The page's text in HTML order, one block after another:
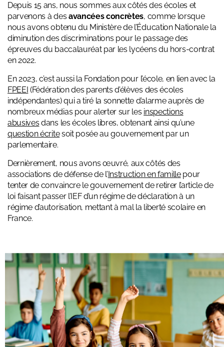
Depuis 15 ans, nous sommes aux côtés des écoles et
parvenons à des avancées concrètes, comme lorsque
nous avons obtenu du Ministère de l’Éducation Nationale la
diminution des discriminations pour le passage des
épreuves du baccalauréat par les lycéens du hors-contrat
en 2022.
En 2023, c’est aussi la Fondation pour l’école, en lien avec la
FPEEI (Fédération des parents d’élèves des écoles
indépendantes) qui a tiré la sonnette d’alarme auprès de
nombreux médias pour alerter sur les inspections
abusives dans les écoles libres, obtenant ainsi qu’une
question écritesoit posée au gouvernement par un
parlementaire.
Dernièrement, nous avons œuvré, aux côtés des
associations de défense de l’Instruction en famillepour
tenter de convaincre le gouvernement de retirer l’article de
loi faisant passer l’IEF d’un régime de déclaration à un
régime d’autorisation, mettant à mal la liberté scolaire en
France.